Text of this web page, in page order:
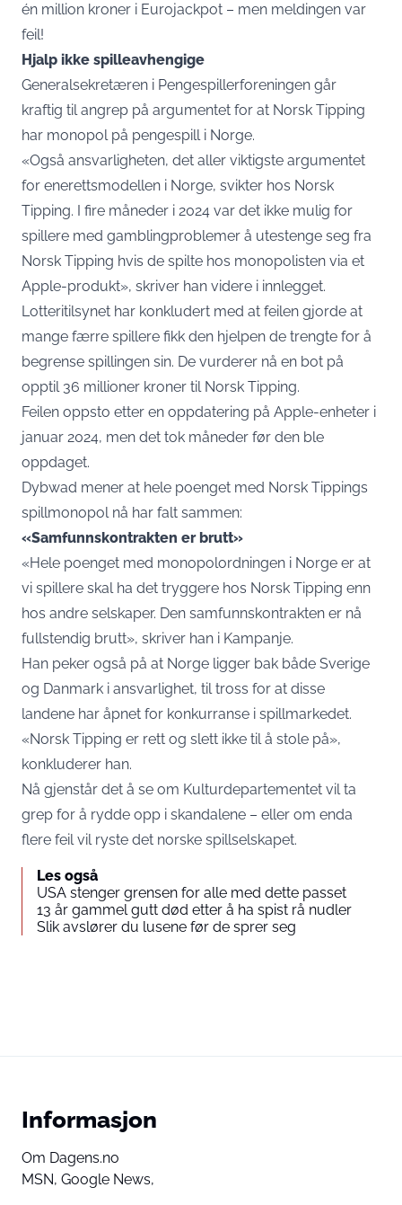
én million kroner i Eurojackpot – men meldingen var
feil!
Hjalp ikke spilleavhengige
Generalsekretæren i Pengespillerforeningen går
kraftig til angrep på argumentet for at Norsk Tipping
har monopol på pengespill i Norge.
«Også ansvarligheten, det aller viktigste argumentet
for enerettsmodellen i Norge, svikter hos Norsk
Tipping. I fire måneder i 2024 var det ikke mulig for
spillere med gamblingproblemer å utestenge seg fra
Norsk Tipping hvis de spilte hos monopolisten via et
Apple-produkt», skriver han videre i innlegget.
Lotteritilsynet har konkludert med at feilen gjorde at
mange færre spillere fikk den hjelpen de trengte for å
begrense spillingen sin. De vurderer nå en bot på
opptil 36 millioner kroner til Norsk Tipping.
Feilen oppsto etter en oppdatering på Apple-enheter i
januar 2024, men det tok måneder før den ble
oppdaget.
Dybwad mener at hele poenget med Norsk Tippings
spillmonopol nå har falt sammen:
«Samfunnskontrakten er brutt»
«Hele poenget med monopolordningen i Norge er at
vi spillere skal ha det tryggere hos Norsk Tipping enn
hos andre selskaper. Den samfunnskontrakten er nå
fullstendig brutt», skriver han i Kampanje.
Han peker også på at Norge ligger bak både Sverige
og Danmark i ansvarlighet, til tross for at disse
landene har åpnet for konkurranse i spillmarkedet.
«Norsk Tipping er rett og slett ikke til å stole på»,
konkluderer han.
Nå gjenstår det å se om Kulturdepartementet vil ta
grep for å rydde opp i skandalene – eller om enda
flere feil vil ryste det norske spillselskapet.
Les også
USA stenger grensen for alle med dette passet
13 år gammel gutt død etter å ha spist rå nudler
Slik avslører du lusene før de sprer seg
Informasjon
Om Dagens.no
MSN, Google News,